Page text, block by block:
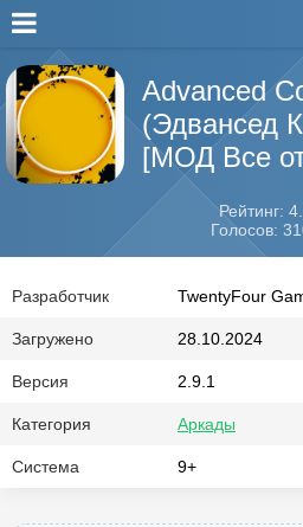
Advanced
(Эдвансед
[МОД Все
Рейтинг:
Голосов:
Разработчик TwentyFour
Загружено 28.10.2024
Версия 2.9.1
Категория Аркады
Система 9+